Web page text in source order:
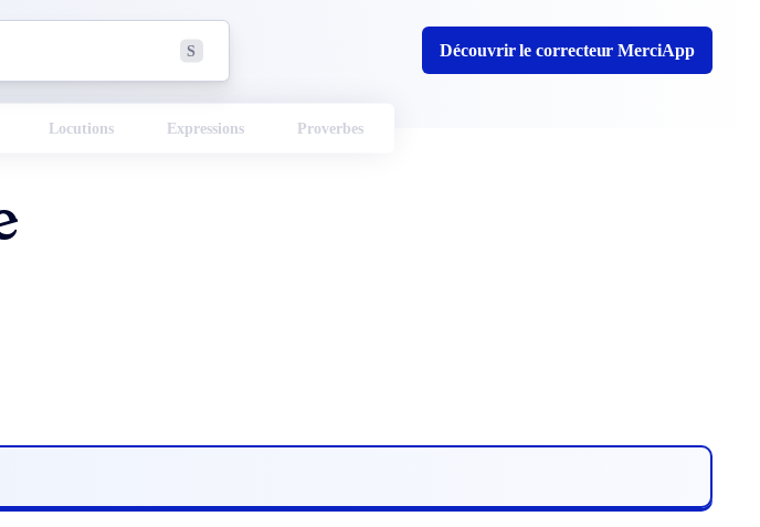
S Découvrir le correcteur MerciApp
Locutions Expressions Proverbes